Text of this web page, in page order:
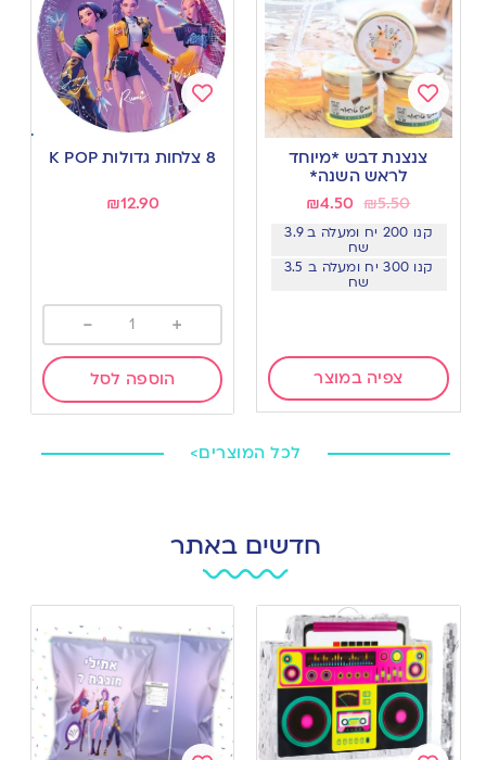
Add
wishlist
צנצנת דבש *מיוחד
לראש השנה*
₪5.50
₪4.50
קנו 200 יח ומעלה ב 3.9
שח
קנו 300 יח ומעלה ב 3.5
שח
צפיה במוצר
to
wishlist
8 צלחות גדולות K POP
₪12.90
+
-
הוספה לסל
לכל המוצרים>
חדשים באתר